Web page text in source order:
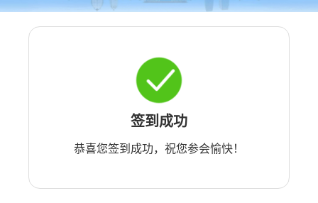
签到成功
恭喜您签到成功，祝您参会愉快！